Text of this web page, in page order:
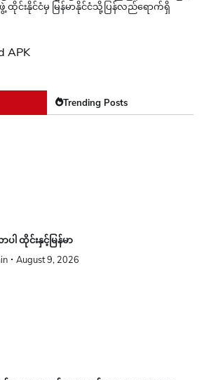
းနိုင်ငံမှ မြန်မာနိုင်ငံသို့ပြန်လည်ရောက်ရှိ
APK
Trending Posts
ာပါ ထိုင်းနှင့်မြန်မာ
August 9, 2026